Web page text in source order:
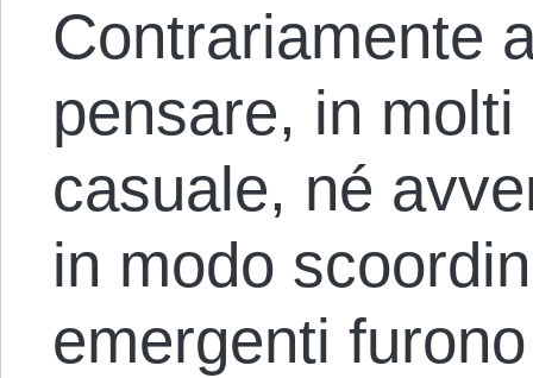
Contrariamente
pensare, in molti
casuale, né
in modo
emergenti